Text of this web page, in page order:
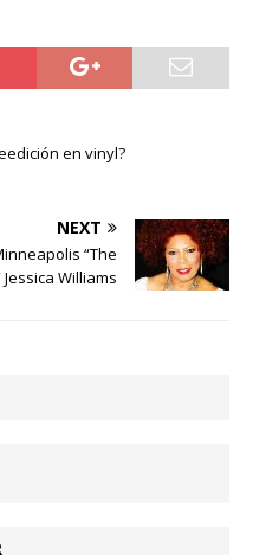
en vinyl?
NEXT
“The
Williams